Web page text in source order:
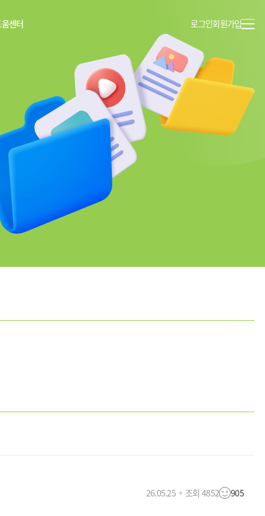
센터 로그인회원가입
26.05.25 조회 4852 905